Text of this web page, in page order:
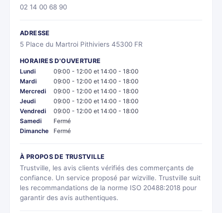
02 14 00 68 90
ADRESSE
5 Place du Martroi Pithiviers 45300 FR
HORAIRES D'OUVERTURE
Lundi
09:00 - 12:00 et 14:00 - 18:00
Mardi
09:00 - 12:00 et 14:00 - 18:00
Mercredi
09:00 - 12:00 et 14:00 - 18:00
Jeudi
09:00 - 12:00 et 14:00 - 18:00
Vendredi
09:00 - 12:00 et 14:00 - 18:00
Samedi
Fermé
Dimanche
Fermé
À PROPOS DE TRUSTVILLE
Trustville, les avis clients vérifiés des commerçants de
confiance. Un service proposé par wizville. Trustville suit
les recommandations de la norme ISO 20488:2018 pour
garantir des avis authentiques.